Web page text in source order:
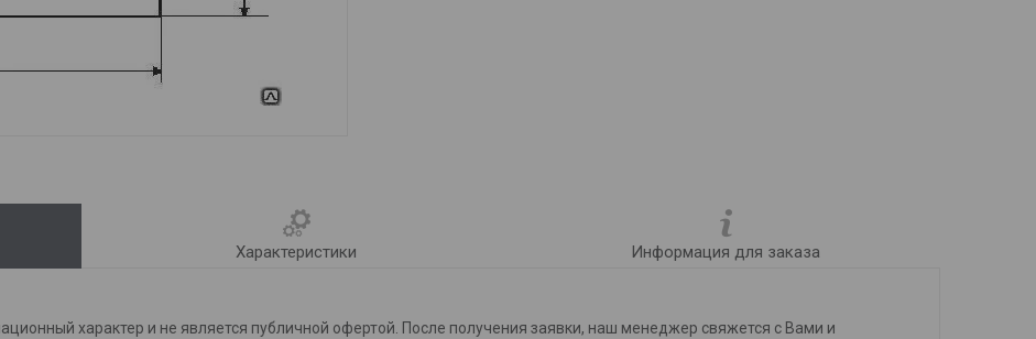
Характеристики Информация для заказа
характер и не является публичной офертой. После получения заявки, наш менеджер свяжется с Вами и